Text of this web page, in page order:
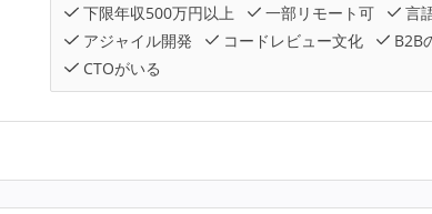
下限年収500万円以上 一部リモート可 言
アジャイル開発
コードレビュー文化 B2B
CTOがいる